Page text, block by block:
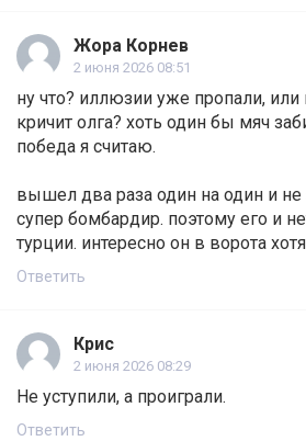
Жора Корнев
2 июня 2026 08:51
ну что? иллюзии уже пропали, или
кричит олга? хоть один бы мяч
победа я считаю.
вышел два раза один на один и не
супер бомбардир. поэтому его и
турции. интересно он в ворота
Ответить
Крис
2 июня 2026 08:29
Не уступили, а проиграли.
Ответить